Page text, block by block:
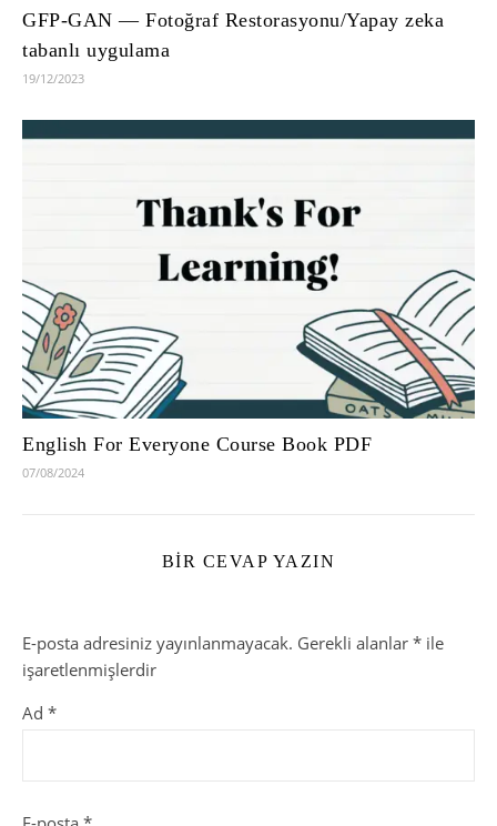
GFP-GAN — Fotoğraf Restorasyonu/Yapay zeka
tabanlı uygulama
19/12/2023
English For Everyone Course Book PDF
07/08/2024
BIR CEVAP YAZIN
E-posta adresiniz yayınlanmayacak. Gerekli alanlar * ile
işaretlenmişlerdir
Ad *